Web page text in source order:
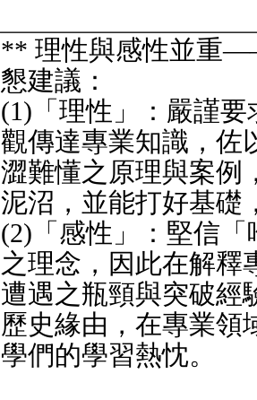
** 理性與感性並重
懇建議：
(1)「理性」：嚴謹
觀傳達專業知識，佐
澀難懂之原理與案例
泥沼，並能打好基礎
(2)「感性」：堅信
之理念，因此在解釋
遭遇之瓶頸與突破經
歷史緣由，在專業領
學們的學習熱忱。